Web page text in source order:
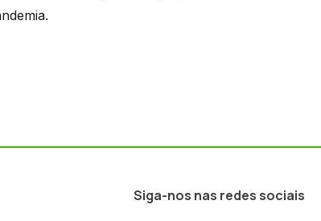
Siga-nos nas redes sociais